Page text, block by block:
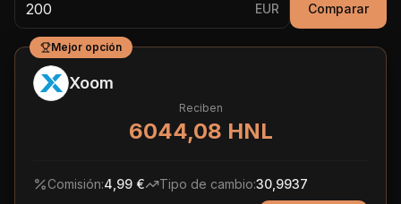
EUR Comparar
Mejor opción
Xoom
Reciben
6044,08 HNL
Comisión:4,99 € Tipo de cambio:30,9937